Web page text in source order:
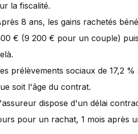
la fiscalité.
8 ans, les gains rachetés
€ (9 200 € pour un couple)
prélèvements sociaux de 17,2
soit l'âge du contrat.
dispose d'un délai
pour un rachat, 1 mois après